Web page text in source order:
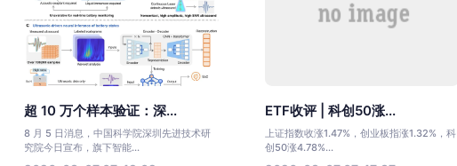
超 10 万个样本验证：深...
8 月 5 日消息，中国科学院深圳先进技术研
究院今日宣布，旗下智能...
ETF收评 | 科创50涨...
上证指数收涨1.47%，创业板指涨1.32%，科
创50涨4.78%...